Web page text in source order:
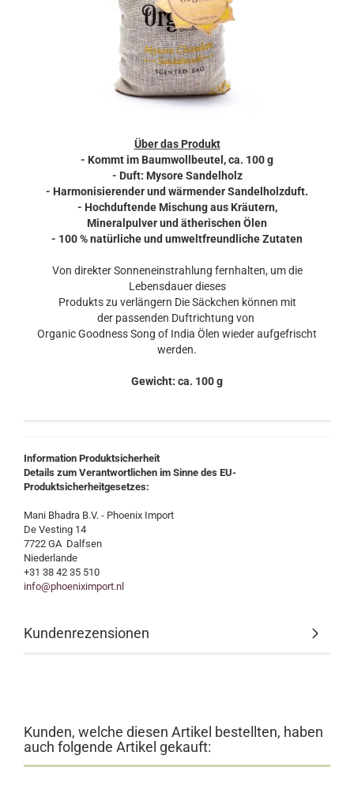
Über das Produkt
- Kommt im Baumwollbeutel, ca. 100 g
- Duft: Mysore Sandelholz
- Harmonisierender und wärmender Sandelholzduft.
- Hochduftende Mischung aus Kräutern,
Mineralpulver und ätherischen Ölen
- 100 % natürliche und umweltfreundliche Zutaten
Von direkter Sonneneinstrahlung fernhalten, um die
Lebensdauer dieses
Produkts zu verlängern Die Säckchen können mit
der passenden Duftrichtung von
Organic Goodness Song of India Ölen wieder aufgefrischt
werden.
Gewicht: ca. 100 g
Information Produktsicherheit
Details zum Verantwortlichen im Sinne des EU-
Produktsicherheitgesetzes:
Mani Bhadra B.V. - Phoenix Import
De Vesting 14
7722 GA Dalfsen
Niederlande
+31 38 42 35 510
info@phoeniximport.nl
Kundenrezensionen
Kunden, welche diesen Artikel bestellten, haben
auch folgende Artikel gekauft: